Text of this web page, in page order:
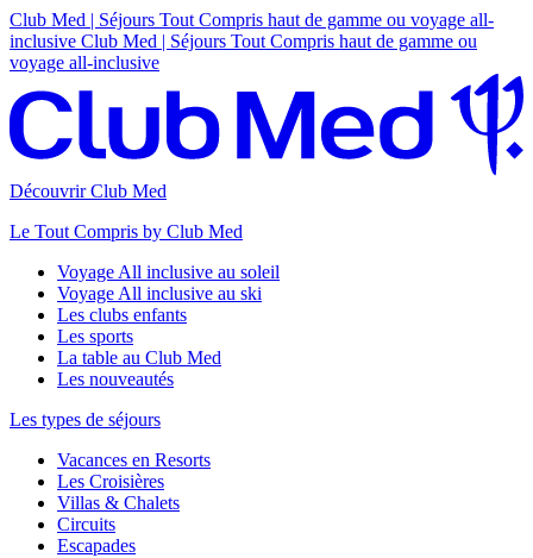
Club Med | Séjours Tout Compris haut de gamme ou voyage all-
inclusive Club Med | Séjours Tout Compris haut de gamme ou
voyage all-inclusive
Découvrir Club Med
Le Tout Compris by Club Med
Voyage All inclusive au soleil
Voyage All inclusive au ski
Les clubs enfants
Les sports
La table au Club Med
Les nouveautés
Les types de séjours
Vacances en Resorts
Les Croisières
Villas & Chalets
Circuits
Escapades